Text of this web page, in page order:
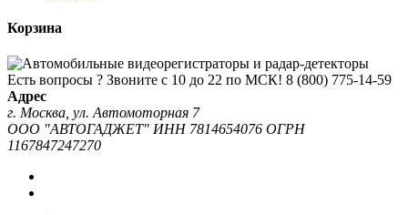
Корзина
Есть вопросы ? Звоните с 10 до 22 по МСК! 8 (800) 775-14-59
Адрес
г. Москва, ул. Автомоторная 7
ООО "АВТОГАДЖЕТ" ИНН 7814654076 ОГРН
1167847247270